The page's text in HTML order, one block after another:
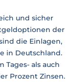
und sicher
der
die Einlagen,
in Deutschland.
Tages- als auch
Prozent Zinsen.